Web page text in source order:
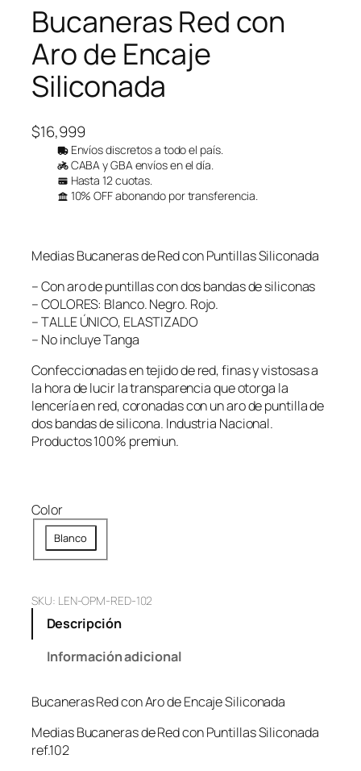
Bucaneras Red con
Aro de Encaje
Siliconada
$16,999
Envíos discretos a todo el país.
CABA y GBA envíos en el día.
Hasta 12 cuotas.
10% OFF abonando por transferencia.
Medias Bucaneras de Red con Puntillas Siliconada
– Con aro de puntillas con dos bandas de siliconas
– COLORES: Blanco. Negro. Rojo.
– TALLE ÚNICO, ELASTIZADO
– No incluye Tanga
Confeccionadas en tejido de red, finas y vistosas a
la hora de lucir la transparencia que otorga la
lencería en red, coronadas con un aro de puntilla de
dos bandas de silicona. Industria Nacional.
Productos 100% premiun.
Color
Blanco
SKU: LEN-OPM-RED-102
Descripción
Información adicional
Bucaneras Red con Aro de Encaje Siliconada
Medias Bucaneras de Red con Puntillas Siliconada
ref.102